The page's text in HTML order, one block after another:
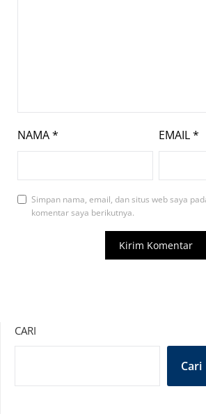
NAMA* EMAIL*
Simpan nama, email, dan situs web saya
komentar saya berikutnya.
CARI
Cari